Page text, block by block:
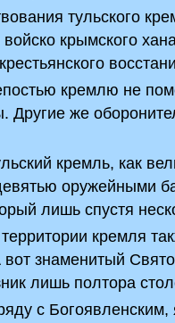
тульского
крымского
кремлю не
Другие же
кремль, как
оружейными
лишь спустя
кремля
вот знаменитый
лишь полтора
с